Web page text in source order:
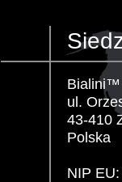
Bialini™
ul.
43-410
Polska
NIP